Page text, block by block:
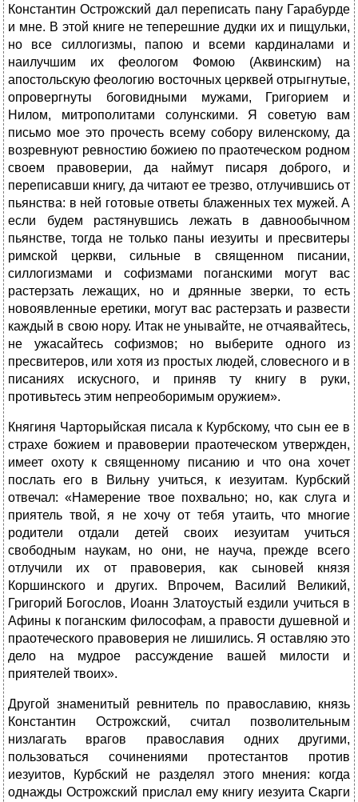
Константин Острожский дал переписать пану Гарабурде
и мне. В этой книге не теперешние дудки их и пищульки,
но все силлогизмы, папою и всеми кардиналами и
наилучшим их феологом Фомою (Аквинским) на
апостольскую феологию восточных церквей отрыгнутые,
опровергнуты боговидными мужами, Григорием и
Нилом, митрополитами солунскими. Я советую вам
письмо мое это прочесть всему собору виленскому, да
возревнуют ревностию божиею по праотеческом родном
своем правоверии, да наймут писаря доброго, и
переписавши книгу, да читают ее трезво, отлучившись от
пьянства: в ней готовые ответы блаженных тех мужей. А
если будем растянувшись лежать в давнообычном
пьянстве, тогда не только паны иезуиты и пресвитеры
римской церкви, сильные в священном писании,
силлогизмами и софизмами поганскими могут вас
растерзать лежащих, но и дрянные зверки, то есть
новоявленные еретики, могут вас растерзать и развести
каждый в свою нору. Итак не унывайте, не отчаявайтесь,
не ужасайтесь софизмов; но выберите одного из
пресвитеров, или хотя из простых людей, словесного и в
писаниях искусного, и приняв ту книгу в руки,
противьтесь этим непреоборимым оружием».
Княгиня Чарторыйская писала к Курбскому, что сын ее в
страхе божием и правоверии праотеческом утвержден,
имеет охоту к священному писанию и что она хочет
послать его в Вильну учиться, к иезуитам. Курбский
отвечал: «Намерение твое похвально; но, как слуга и
приятель твой, я не хочу от тебя утаить, что многие
родители отдали детей своих иезуитам учиться
свободным наукам, но они, не науча, прежде всего
отлучили их от правоверия, как сыновей князя
Коршинского и других. Впрочем, Василий Великий,
Григорий Богослов, Иоанн Златоустый ездили учиться в
Афины к поганским философам, а правости душевной и
праотеческого правоверия не лишились. Я оставляю это
дело на мудрое рассуждение вашей милости и
приятелей твоих».
Другой знаменитый ревнитель по православию, князь
Константин Острожский, считал позволительным
низлагать врагов православия одних другими,
пользоваться сочинениями протестантов против
иезуитов, Курбский не разделял этого мнения: когда
однажды Острожский прислал ему книгу иезуита Скарги